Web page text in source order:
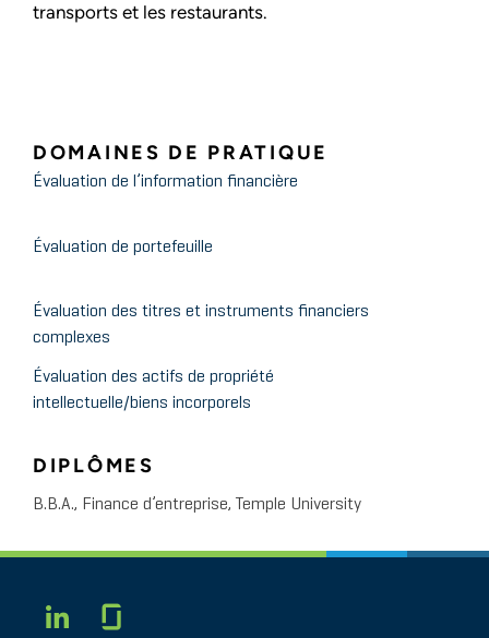
transports et les restaurants.
DOMAINES DE PRATIQUE
Évaluation de l’information financière
Évaluation de portefeuille
Évaluation des titres et instruments financiers
complexes
Évaluation des actifs de propriété
intellectuelle/biens incorporels
DIPLÔMES
B.B.A., Finance d’entreprise, Temple University
LINKEDIN